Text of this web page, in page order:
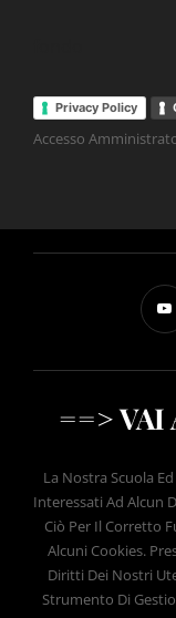
Privacy Policy
Accesso
==> VAI
La Nostra Scuola
Interessati Ad Alcun
Ciò Per Il Corretto
Alcuni Cookies.
Diritti Dei Nostri
Strumento Di